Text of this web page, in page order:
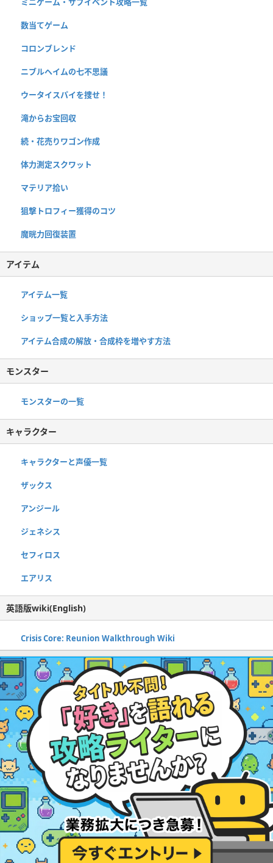
数当てゲーム
コロンブレンド
ニブルヘイムの七不思議
ウータイスパイを捜せ！
滝からお宝回収
続・花売りワゴン作成
体力測定スクワット
マテリア拾い
狙撃トロフィー獲得のコツ
魔晄力回復装置
アイテム
アイテム一覧
ショップ一覧と入手方法
アイテム合成の解放・合成枠を増やす方法
モンスター
モンスターの一覧
キャラクター
キャラクターと声優一覧
ザックス
アンジール
ジェネシス
セフィロス
エアリス
英語版wiki(English)
Crisis Core: Reunion Walkthrough Wiki